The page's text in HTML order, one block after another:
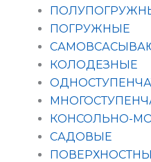
ПОГРУЖНЫЕ
КОЛОДЕЗНЫЕ
КОНСОЛЬНО-
САДОВЫЕ